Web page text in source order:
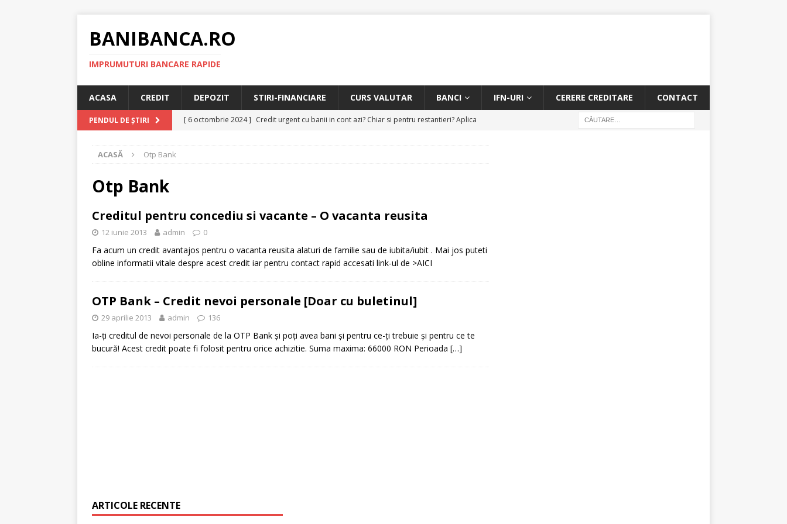
BANIBANCA.RO
IMPRUMUTURI BANCARE RAPIDE
ACASA CREDIT DEPOZIT STIRI-FINANCIARE CURS VALUTAR BANCI IFN-URI CERERE CREDITARE CONTACT
PENDUL DE ȘTIRI [ 6 octombrie 2024 ] Credit urgent cu banii in cont azi? Chiar si pentru restantieri? Aplica
RAPID
[ 29 iulie 2024 ]
RAPID
ACASĂ Otp Bank
Otp Bank
Creditul pentru concediu si vacante – O vacanta reusita
12 iunie 2013 admin 0
Fa acum un credit avantajos pentru o vacanta reusita alaturi de familie sau de iubita/iubit . Mai jos puteti
obline informatii vitale despre acest credit iar pentru contact rapid accesati link-ul de >AICI
OTP Bank – Credit nevoi personale [Doar cu buletinul]
29 aprilie 2013 admin 136
Ia-ți creditul de nevoi personale de la OTP Bank și poți avea bani și pentru ce-ți trebuie și pentru ce te
bucură! Acest credit poate fi folosit pentru orice achizitie. Suma maxima: 66000 RON Perioada […]
ARTICOLE RECENTE